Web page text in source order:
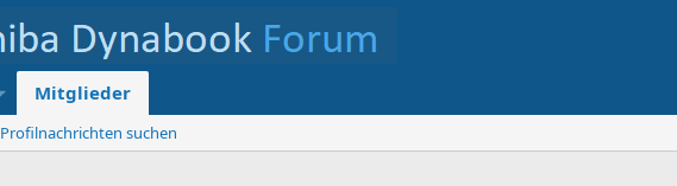
Mitglieder
Profilnachrichten suchen